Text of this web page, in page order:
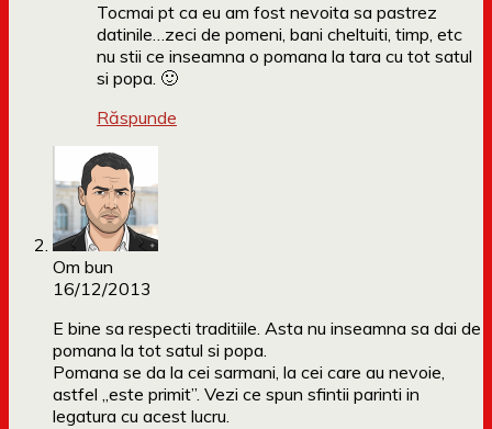
Tocmai pt ca eu am fost nevoita sa pastrez
datinile…zeci de pomeni, bani cheltuiti, timp, etc
nu stii ce inseamna o pomana la tara cu tot satul
si popa. 🙂
Răspunde
Om bun
16/12/2013
E bine sa respecti traditiile. Asta nu inseamna sa dai de
pomana la tot satul si popa.
Pomana se da la cei sarmani, la cei care au nevoie,
astfel „este primit”. Vezi ce spun sfintii parinti in
legatura cu acest lucru.